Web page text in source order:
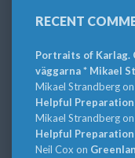
RECENT
Portraits of
väggarna * Mikael
Mikael Strandbergon
Helpful
Mikael Strandbergon
Helpful
Neil Cox on